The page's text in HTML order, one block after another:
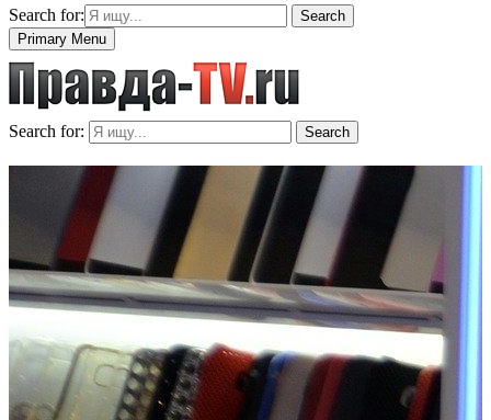
Search for:
Search
Primary Menu
Search for: Search